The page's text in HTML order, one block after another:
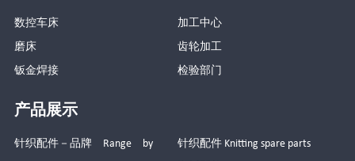
数控车床
加工中心
磨床
齿轮加工
钣金焊接
检验部门
产品展示
针织配件－品牌 Range by
针织配件 Knitting spare parts